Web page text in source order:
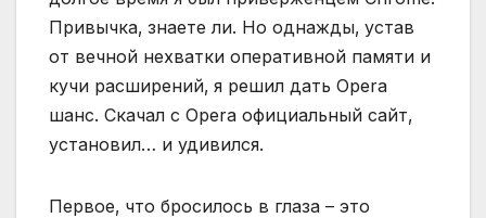
Привычка‚ знаете ли. Но однажды‚ устав
от вечной нехватки оперативной памяти и
кучи расширений‚ я решил дать Opera
шанс. Скачал с Opera официальный сайт‚
установил… и удивился.
Первое‚ что бросилось в глаза – это